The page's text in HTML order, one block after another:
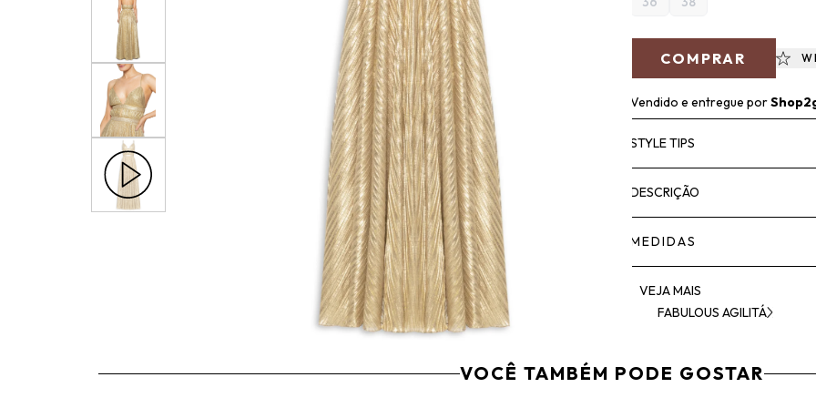
COMPRAR
Vendido e entregue por
STYLE TIPS
DESCRIÇÃO
MEDIDAS
VEJA MAIS
FABULOUS AGILITÁ
VOCÊ TAMBÉM PODE GOSTAR